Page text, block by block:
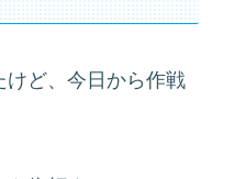
けど、今日から作戦